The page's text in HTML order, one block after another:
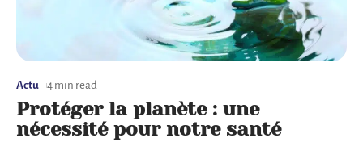
Actu 4 min read
Protéger la planète : une
nécessité pour notre santé